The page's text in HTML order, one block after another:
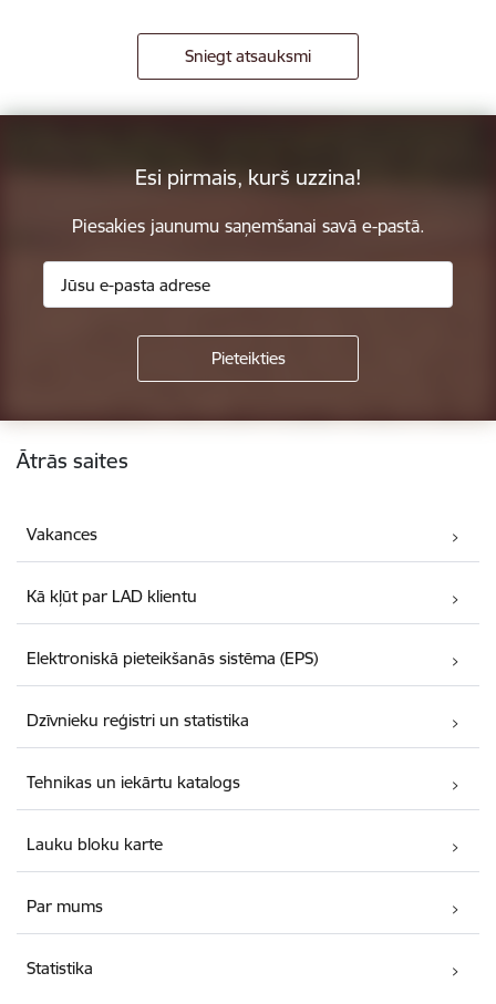
Sniegt atsauksmi
Esi pirmais, kurš uzzina!
Piesakies jaunumu saņemšanai savā e-pastā.
Kājene
Ātrās saites
Vakances
Kā kļūt par LAD klientu
Elektroniskā pieteikšanās sistēma (EPS)
Dzīvnieku reģistri un statistika
Tehnikas un iekārtu katalogs
Lauku bloku karte
Par mums
Statistika